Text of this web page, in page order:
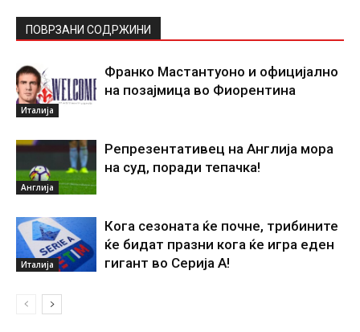
ПОВРЗАНИ СОДРЖИНИ
Италија
Франко Мастантуоно и официјално
на позајмица во Фиорентина
Англија
Репрезентативец на Англија мора
на суд, поради тепачка!
Италија
Кога сезоната ќе почне, трибините
ќе бидат празни кога ќе игра еден
гигант во Серија А!